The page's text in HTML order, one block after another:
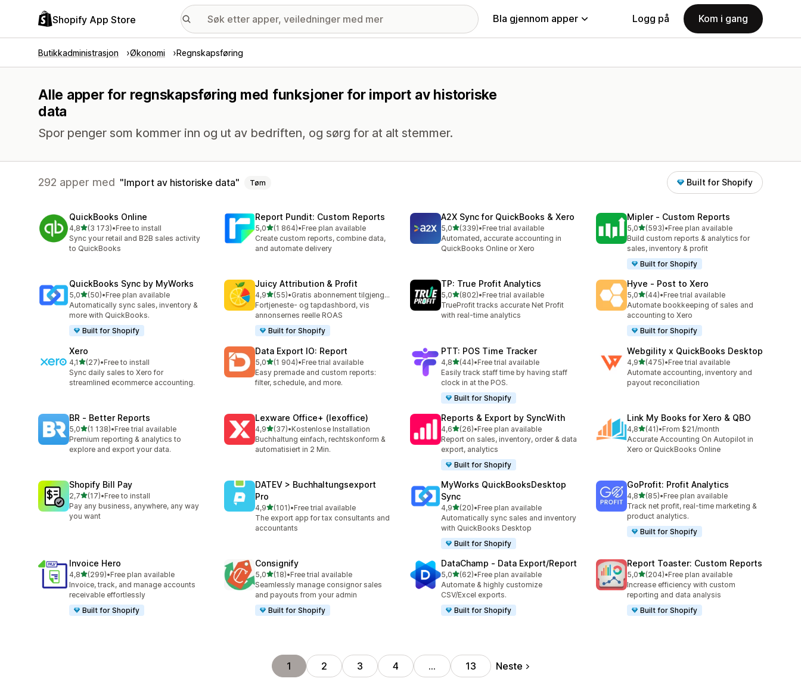
Shopify App Store Bla gjennom apper Logg på Kom i gang
Butikkadministrasjon Økonomi Regnskapsføring
Alle apper for regnskapsføring med funksjoner for import av historiske
data
Spor penger som kommer inn og ut av bedriften, og sørg for at alt stemmer.
292 apper med Import av historiske data Tøm Built for Shopify
QuickBooks Online
4,8av 5 stjerner
(3 173)
Totalt 3173 omtaler
•Free to install
Sync your retail and B2B sales activity
to QuickBooks
Report Pundit: Custom Reports
5,0av 5 stjerner
(1 864)
Totalt 1864 omtaler
•Free plan available
Create custom reports, combine data,
and automate delivery
A2X Sync for QuickBooks & Xero
5,0av 5 stjerner
(339)
Totalt 339 omtaler
•Free trial available
Automated, accurate accounting in
QuickBooks Online or Xero
Mipler ‑ Custom Reports
5,0av 5 stjerner
(593)
Totalt 593 omtaler
•Free plan available
Build custom reports & analytics for
sales, inventory & profit
Built for Shopify
QuickBooks Sync by MyWorks
5,0av 5 stjerner
(50)
Totalt 50 omtaler
•Free plan available
Automatically sync sales, inventory &
more with QuickBooks.
Built for Shopify
Juicy Attribution & Profit
4,9av 5 stjerner
(55)
Totalt 55 omtaler
•
Gratis abonnement tilgjengelig
Fortjeneste- og tapdashbord, vis
annonsernes reelle ROAS
Built for Shopify
TP: True Profit Analytics
5,0av 5 stjerner
(802)
Totalt 802 omtaler
•Free trial available
TrueProfit tracks accurate Net Profit
with real-time analytics
Hyve ‑ Post to Xero
5,0av 5 stjerner
(44)
Totalt 44 omtaler
•Free trial available
Automate bookkeeping of sales and
accounting to Xero
Built for Shopify
Xero
4,1av 5 stjerner
(27)
Totalt 27 omtaler
•Free to install
Sync daily sales to Xero for
streamlined ecommerce accounting.
Data Export IO: Report
5,0av 5 stjerner
(1 904)
Totalt 1904 omtaler
•Free trial available
Easy premade and custom reports:
filter, schedule, and more.
PTT: POS Time Tracker
4,8av 5 stjerner
(44)
Totalt 44 omtaler
•Free trial available
Easily track staff time by having staff
clock in at the POS.
Built for Shopify
Webgility x QuickBooks Desktop
4,9av 5 stjerner
(475)
Totalt 475 omtaler
•Free trial available
Automate accounting, inventory and
payout reconciliation
BR ‑ Better Reports
5,0av 5 stjerner
(1 138)
Totalt 1138 omtaler
•Free trial available
Premium reporting & analytics to
explore and export your data.
Lexware Office+ (lexoffice)
4,9av 5 stjerner
(37)
Totalt 37 omtaler
•Kostenlose Installation
Buchhaltung einfach, rechtskonform &
automatisiert in 2 Min.
Reports & Export by SyncWith
4,6av 5 stjerner
(26)
Totalt 26 omtaler
•Free plan available
Report on sales, inventory, order & data
export, analytics
Built for Shopify
Link My Books for Xero & QBO
4,8av 5 stjerner
(41)
Totalt 41 omtaler
•From $21/month
Accurate Accounting On Autopilot in
Xero or QuickBooks Online
Shopify Bill Pay
2,7av 5 stjerner
(17)
Totalt 17 omtaler
•Free to install
Pay any business, anywhere, any way
you want
DATEV > Buchhaltungsexport
Pro
4,9av 5 stjerner
(101)
Totalt 101 omtaler
•Free trial available
The export app for tax consultants and
accountants
MyWorks QuickBooksDesktop
Sync
4,9av 5 stjerner
(20)
Totalt 20 omtaler
•Free plan available
Automatically sync sales and inventory
with QuickBooks Desktop
Built for Shopify
GoProfit: Profit Analytics
4,8av 5 stjerner
(85)
Totalt 85 omtaler
•Free plan available
Track net profit, real-time marketing &
product analytics.
Built for Shopify
Invoice Hero
4,8av 5 stjerner
(299)
Totalt 299 omtaler
•Free plan available
Invoice, track, and manage accounts
receivable effortlessly
Built for Shopify
Consignify
5,0av 5 stjerner
(18)
Totalt 18 omtaler
•Free trial available
Seamlessly manage consignor sales
and payouts from your admin
Built for Shopify
DataChamp ‑ Data Export/Report
5,0av 5 stjerner
(62)
Totalt 62 omtaler
•Free plan available
Automate & highly customize
CSV/Excel exports.
Built for Shopify
Report Toaster: Custom Reports
5,0av 5 stjerner
(204)
Totalt 204 omtaler
•Free plan available
Increase efficiency with custom
reporting and data analysis
Built for Shopify
1 2 3 4 … 13 Neste